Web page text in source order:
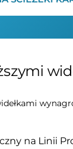
na Linii